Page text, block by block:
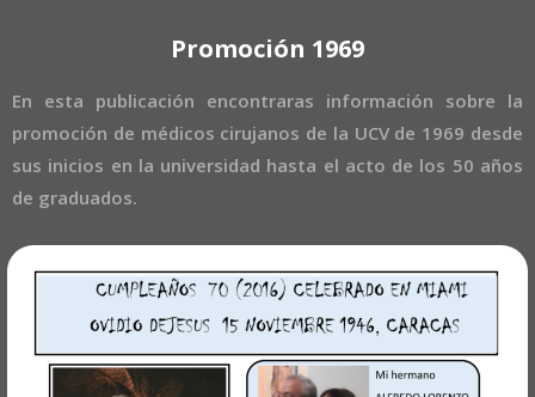
Promoción 1969
En esta publicación encontraras información sobre la
promoción de médicos cirujanos de la UCV de 1969 desde
sus inicios en la universidad hasta el acto de los 50 años
de graduados.